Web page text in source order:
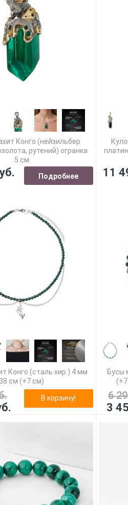
Конго (нейзильбер
рутений) огранка
5 см
Подробнее 11
Конго (сталь хир.) 4 мм
38 см (+7 см)
В корзину!
Бусы
6
3